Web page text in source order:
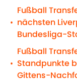
•
Fußball
nächsten
Bundesliga-
•
Fußball
Standpunkte
Gittens-